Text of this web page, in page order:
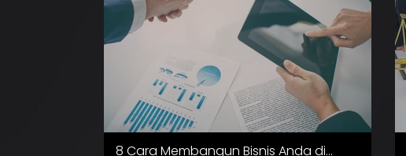
8 Cara Membangun Bisnis Anda di